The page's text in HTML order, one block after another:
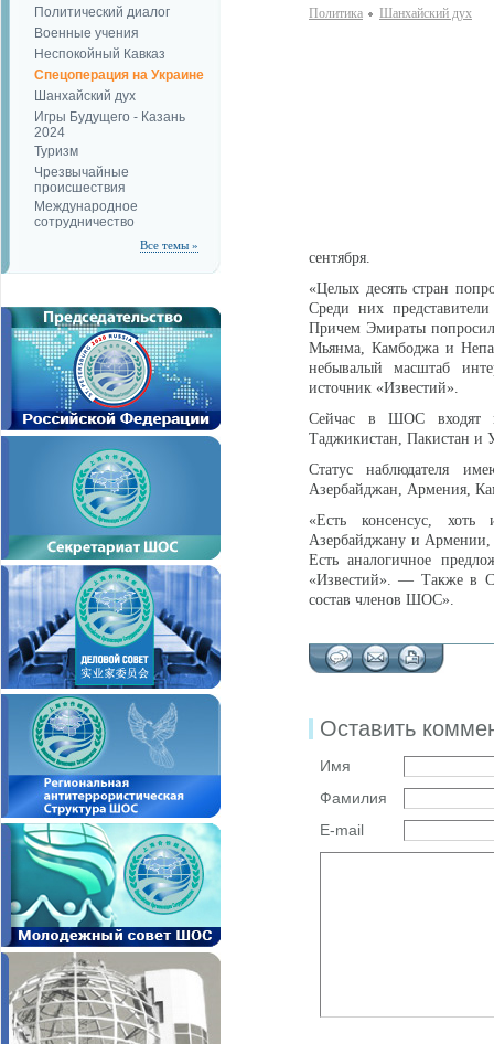
Политический диалог
Военные учения
Неспокойный Кавказ
Спецоперация на Украине
Шанхайский дух
Игры Будущего - Казань
2024
Туризм
Чрезвычайные
происшествия
Международное
сотрудничество
Все темы »
Политика Шанхайский дух
сентября.
«Целых десять стран
Среди них
Причем Эмираты
Мьянма, Камбоджа и
небывалый масштаб
источник «‎Известий»‎.
Сейчас в ШОС входят
Таджикистан, Пакистан и
Статус наблюдателя
Азербайджан, Армения,
«Есть консенсус, хоть
Азербайджану и Армении,
Есть аналогичное
«‎Известий»‎. — Также в
состав членов ШОС».
Оставить
Имя
Фамилия
E-mail